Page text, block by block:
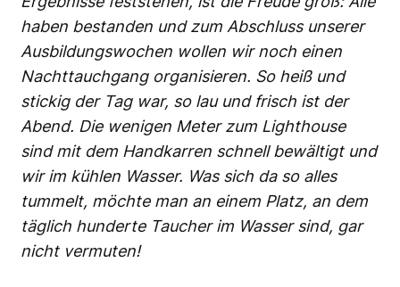
haben bestanden und zum Abschluss unserer
Ausbildungswochen wollen wir noch einen
Nachttauchgang organisieren. So heiß und
stickig der Tag war, so lau und frisch ist der
Abend. Die wenigen Meter zum Lighthouse
sind mit dem Handkarren schnell bewältigt und
wir im kühlen Wasser. Was sich da so alles
tummelt, möchte man an einem Platz, an dem
täglich hunderte Taucher im Wasser sind, gar
nicht vermuten!